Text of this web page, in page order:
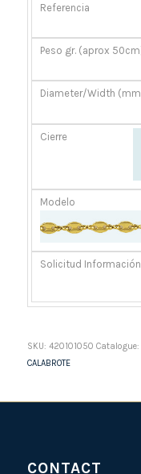
SKU: 420101050 Catalogue:
CALABROTE
CONTACT